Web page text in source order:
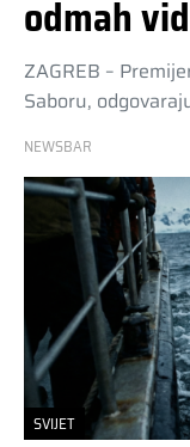
odmah
ZAGREB –
Saboru,
NEWSBAR
SVIJET